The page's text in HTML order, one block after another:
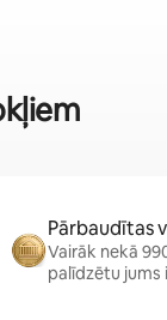
Pārbaudītas
Vairāk nekā
palīdzētu jums